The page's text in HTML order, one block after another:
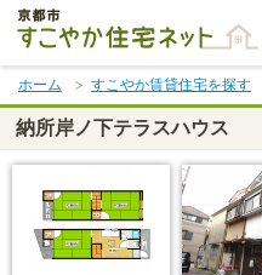
本
文
ま
で
ス
キ
ホーム すこやか賃貸住宅を探す
納所岸ノ下テラスハウス